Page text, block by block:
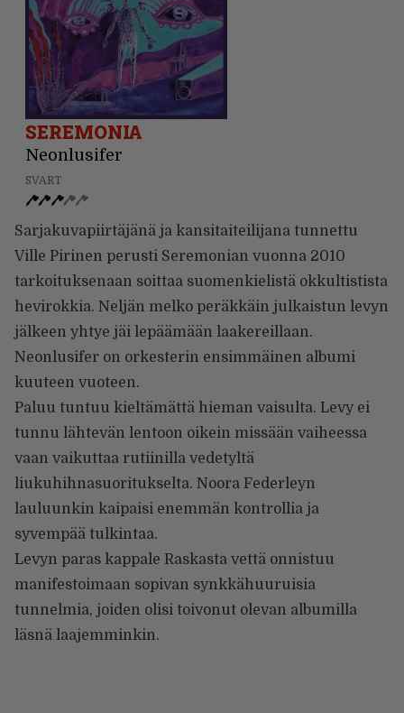
SEREMONIA
Neonlusifer
SVART
Sarjakuvapiirtäjänä ja kansitaiteilijana tunnettu
Ville Pirinen perusti Seremonian vuonna 2010
tarkoituksenaan soittaa suomenkielistä okkultistista
hevirokkia. Neljän melko peräkkäin julkaistun levyn
jälkeen yhtye jäi lepäämään laakereillaan.
Neonlusifer on orkesterin ensimmäinen albumi
kuuteen vuoteen.
Paluu tuntuu kieltämättä hieman vaisulta. Levy ei
tunnu lähtevän lentoon oikein missään vaiheessa
vaan vaikuttaa rutiinilla vedetyltä
liukuhihnasuoritukselta. Noora Federleyn
lauluunkin kaipaisi enemmän kontrollia ja
syvempää tulkintaa.
Levyn paras kappale Raskasta vettä onnistuu
manifestoimaan sopivan synkkähuuruisia
tunnelmia, joiden olisi toivonut olevan albumilla
läsnä laajemminkin.